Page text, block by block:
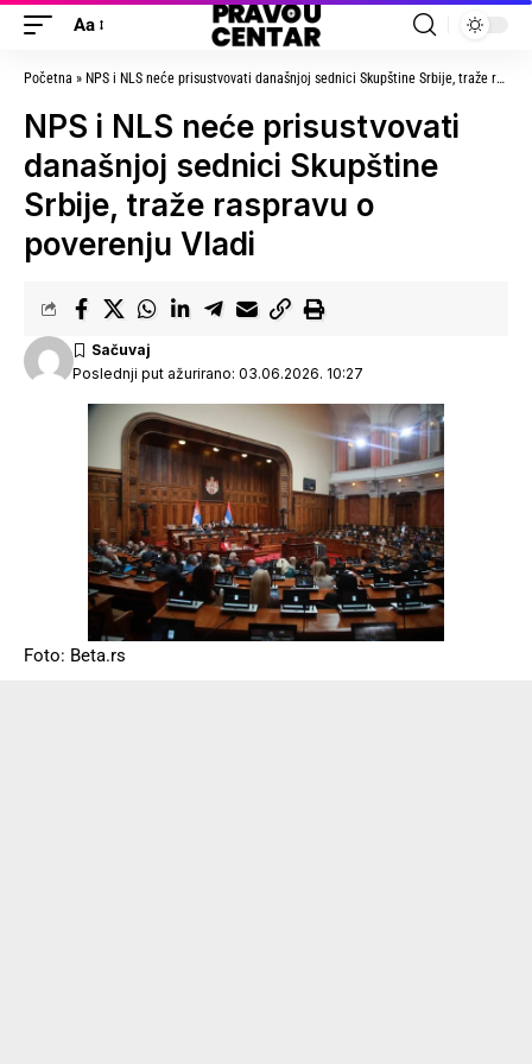
Aa
Početna » NPS i NLS neće prisustvovati današnjoj sednici Skupštine Srbije, traže raspravu o poverenju Vladi
NPS i NLS neće prisustvovati
današnjoj sednici Skupštine
Srbije, traže raspravu o
poverenju Vladi
Poslednji put ažurirano: 03.06.2026. 10:27
Foto: Beta.rs